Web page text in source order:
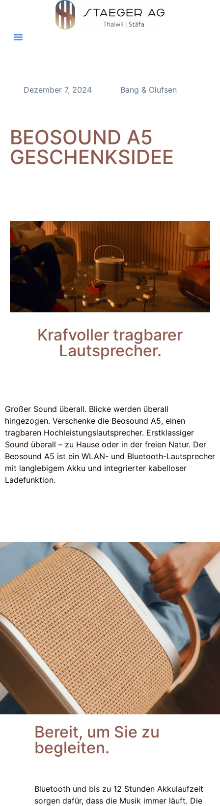
Dezember 7, 2024 Bang & Olufsen
BEOSOUND A5
GESCHENKSIDEE
Krafvoller tragbarer
Lautsprecher.
Großer Sound überall. Blicke werden überall
hingezogen. Verschenke die Beosound A5, einen
tragbaren Hochleistungslautsprecher. Erstklassiger
Sound überall – zu Hause oder in der freien Natur. Der
Beosound A5 ist ein WLAN- und Bluetooth-Lautsprecher
mit langlebigem Akku und integrierter kabelloser
Ladefunktion.
Bereit, um Sie zu
begleiten.
Bluetooth und bis zu 12 Stunden Akkulaufzeit
sorgen dafür, dass die Musik immer läuft. Die